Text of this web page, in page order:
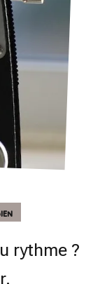
rythme ?